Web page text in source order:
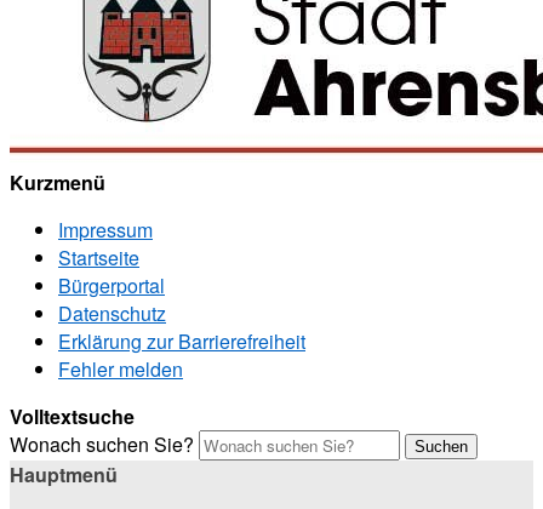
Kurzmenü
Impressum
Startseite
Bürgerportal
Datenschutz
Erklärung zur Barrierefreiheit
Fehler melden
Volltextsuche
Wonach suchen Sie?
Suchen
Hauptmenü